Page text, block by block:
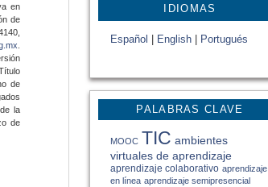
IDIOMAS
Español English Portugués
PALABRAS CLAVE
MOOC TIC ambientes
virtuales de aprendizaje
aprendizaje colaborativo aprendizaje
en línea aprendizaje semipresencial
en
de
de
la
de